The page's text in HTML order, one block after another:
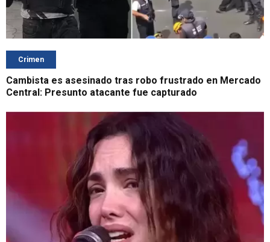
Crimen
Cambista es asesinado tras robo frustrado en Mercado
Central: Presunto atacante fue capturado